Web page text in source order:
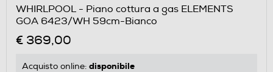
WHIRLPOOL - Piano cottura a gas ELEMENTS
GOA 6423/WH 59cm-Bianco
€ 369,00
Acquisto online: disponibile